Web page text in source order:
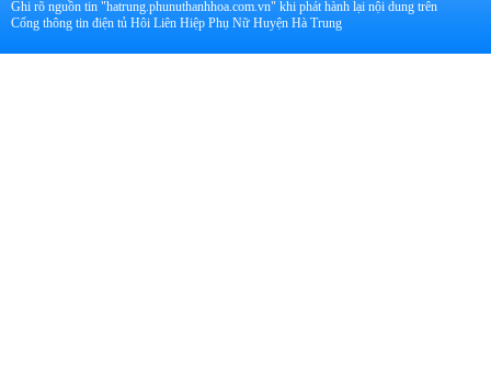
Ghi rõ nguồn tin "hatrung.phunuthanhhoa.com.vn" khi phát hành lại nội dung trên
Cổng thông tin điện tủ Hôi Liên Hiệp Phụ Nữ Huyện Hà Trung